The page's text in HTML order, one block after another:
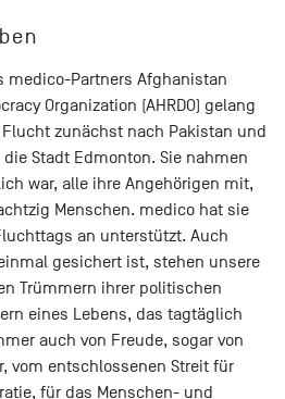
medico-Partners Afghanistan
Organization (AHRDO) gelang
zunächst nach Pakistan und
Stadt Edmonton. Sie nahmen
war, alle ihre Angehörigen mit,
Menschen. medico hat sie
an unterstützt. Auch
gesichert ist, stehen unsere
Trümmern ihrer politischen
eines Lebens, das tagtäglich
auch von Freude, sogar von
vom entschlossenen Streit für
für das Menschen- und